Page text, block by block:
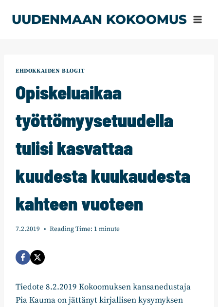
sisältöön
UUDENMAAN KOKOOMUS
EHDOKKAIDEN BLOGIT
Opiskeluaikaa
työttömyysetuudella
tulisi kasvattaa
kuudesta kuukaudesta
kahteen vuoteen
7.2.2019 Reading Time: 1 minute
Tiedote 8.2.2019 Kokoomuksen kansanedustaja
Pia Kauma on jättänyt kirjallisen kysymyksen